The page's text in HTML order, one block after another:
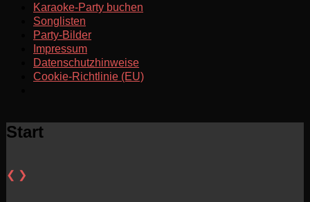
Karaoke-Party buchen
Songlisten
Party-Bilder
Impressum
Datenschutzhinweise
Cookie-Richtlinie (EU)
Start
❮ ❯